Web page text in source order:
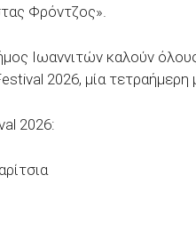
Φρόντζος».
Ιωαννιτών καλούν
2026, μία τετραήμερη
2026: